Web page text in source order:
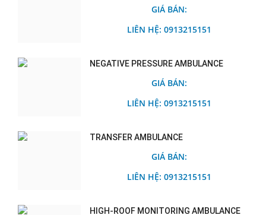
GIÁ BÁN:
LIÊN HỆ: 0913215151
NEGATIVE PRESSURE AMBULANCE
GIÁ BÁN:
LIÊN HỆ: 0913215151
TRANSFER AMBULANCE
GIÁ BÁN:
LIÊN HỆ: 0913215151
HIGH-ROOF MONITORING AMBULANCE